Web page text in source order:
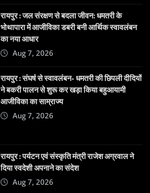
रायपुर : जल संरक्षण से बदला जीवन: धमतरी के
भोथापारा में आजीविका डबरी बनी आर्थिक स्वावलंबन
का नया आधार
Aug 7, 2026
रायपुर : संघर्ष से स्वावलंबन- धमतरी की छिपली दीदियों
ने बकरी पालन से शुरू कर खड़ा किया बहुआयामी
आजीविका का साम्राज्य
Aug 7, 2026
रायपुर : पर्यटन एवं संस्कृति मंत्री राजेश अग्रवाल ने
दिया स्वदेशी अपनाने का संदेश
Aug 7, 2026